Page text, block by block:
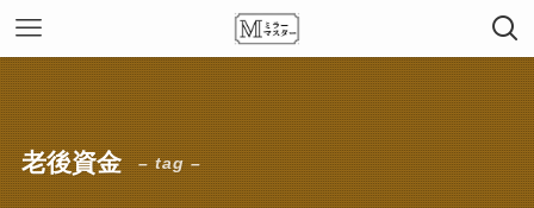
老後資金 – tag –